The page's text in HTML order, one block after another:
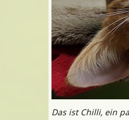
Das ist Chilli, ein